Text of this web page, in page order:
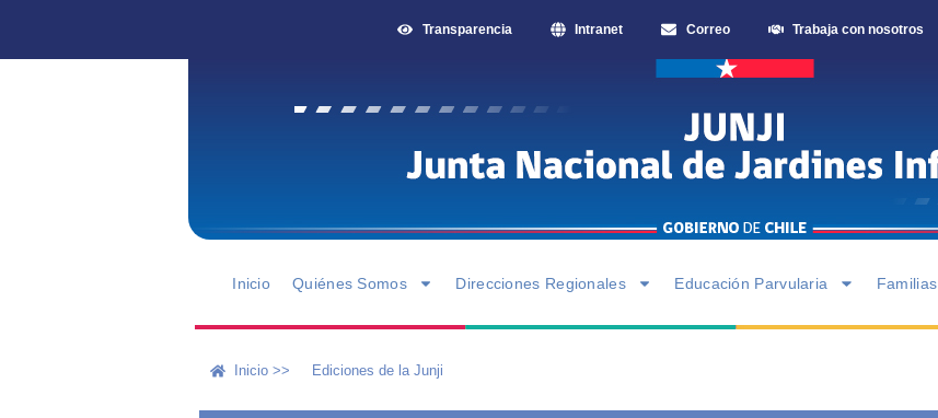
Transparencia Intranet Correo Trabaja con nosotros
Inicio Quiénes Somos Direcciones Regionales Educación Parvularia Familias
Inicio >> Ediciones de la Junji